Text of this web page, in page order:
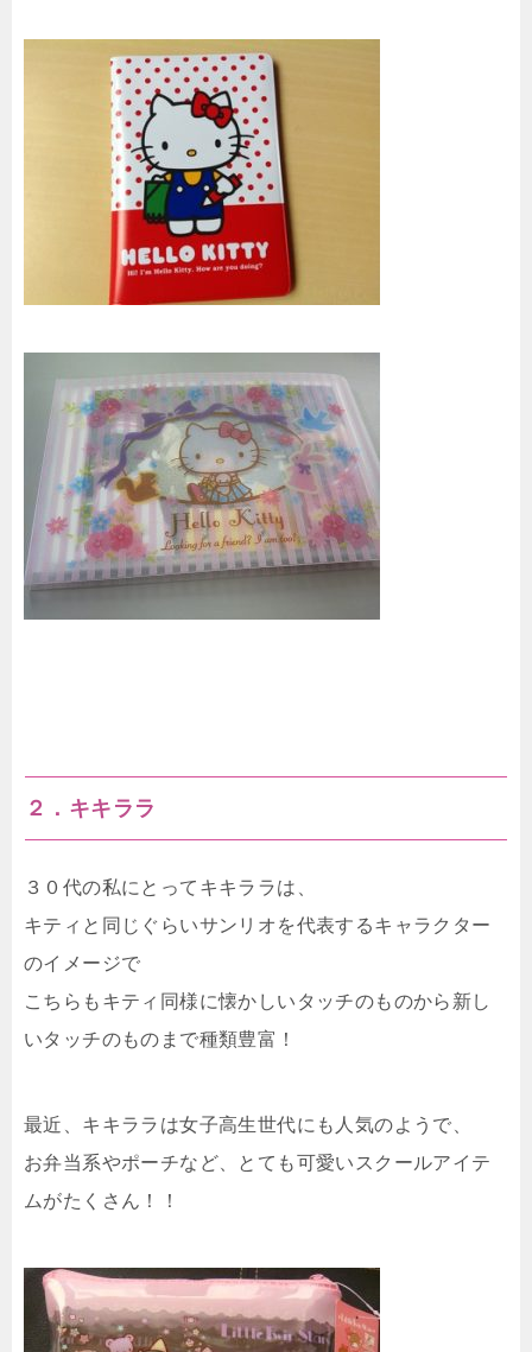
２．キキララ
３０代の私にとってキキララは、
キティと同じぐらいサンリオを代表するキャラクター
のイメージで
こちらもキティ同様に懐かしいタッチのものから新し
いタッチのものまで種類豊富！
最近、キキララは女子高生世代にも人気のようで、
お弁当系やポーチなど、とても可愛いスクールアイテ
ムがたくさん！！